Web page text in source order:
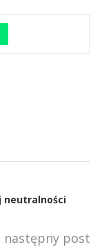
neutralności
następny post